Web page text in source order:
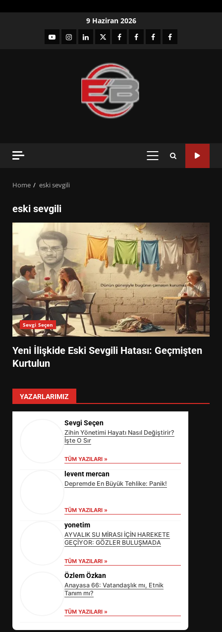
9 Haziran 2026
YouTubeInstagram
LinkedIntwitterfacebook-Facebook-
Facebook-Facebook-
PRIMARY
Home eski sevgili
eski sevgili
Sevgi Seçen
Yeni İlişkide Eski Sevgili Hatası: Geçmişten
Kurtulun
YAZARLARIMIZ
Sevgi Seçen
Zihin Yönetimi Hayatı Nasıl Değiştirir?
İşte O Sır
TÜM YAZILARI »
levent mercan
Depremde En Büyük Tehlike: Panik!
TÜM YAZILARI »
yonetim
AYVALIK SU MİRASI İÇİN HAREKETE
GEÇİYOR: GÖZLER BULUŞMADA
TÜM YAZILARI »
Özlem Özkan
Anayasa 66: Vatandaşlık mı, Etnik
Tanım mı?
TÜM YAZILARI »